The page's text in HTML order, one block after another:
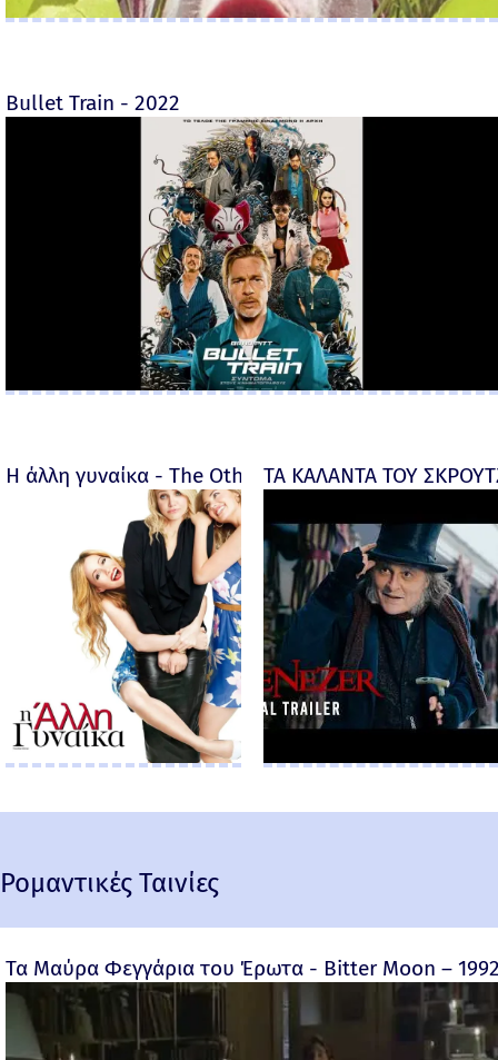
Bullet Train - 2022
Η άλλη γυναίκα - The Other Woman – 2014
ΤΑ ΚΑΛΑΝΤΑ ΤΟΥ
Ρομαντικές Ταινίες
Τα Μαύρα Φεγγάρια του Έρωτα - Bitter Moon –